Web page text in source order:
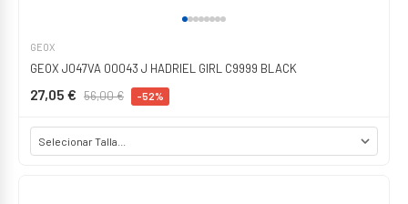
GEOX
GEOX J047VA 00043 J HADRIEL GIRL C9999 BLACK
27,05 € 56,00 € -52%